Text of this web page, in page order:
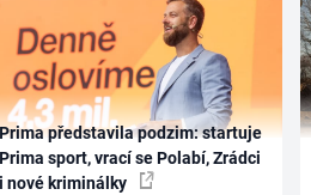
Prima představila podzim: startuje
Prima sport, vrací se Polabí, Zrádci
i nové kriminálky